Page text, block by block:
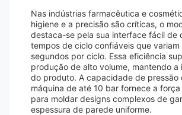
Nas indústrias farmacêutica e
higiene e a precisão são críticas, o
destaca-se pela sua interface fácil de
tempos de ciclo confiáveis ​​que
segundos por ciclo. Essa eficiência
produção de alto volume, mantendo a
do produto. A capacidade de pressão
máquina de até 10 bar fornece a força
para moldar designs complexos de
espessura de parede uniforme.